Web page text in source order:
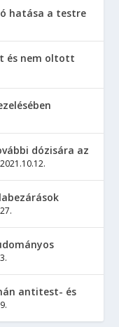
hatása a testre
és nem oltott
dózisára az
2021.10.12.
antitest- és